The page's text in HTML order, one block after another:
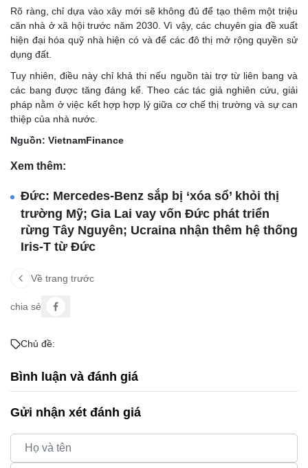
Rõ ràng, chỉ dựa vào xây mới sẽ không đủ để tạo thêm một triệu
căn nhà ở xã hội trước năm 2030. Vì vậy, các chuyên gia đề xuất
hiện đại hóa quỹ nhà hiện có và để các đô thị mở rộng quyền sử
dụng đất.
Tuy nhiên, điều này chỉ khả thi nếu nguồn tài trợ từ liên bang và
các bang được tăng đáng kể. Theo các tác giả nghiên cứu, giải
pháp nằm ở việc kết hợp hợp lý giữa cơ chế thị trường và sự can
thiệp của nhà nước.
Nguồn: VietnamFinance
Xem thêm:
Đức: Mercedes-Benz sắp bị ‘xóa sổ’ khỏi thị
trường Mỹ; Gia Lai vay vốn Đức phát triển
rừng Tây Nguyên; Ucraina nhận thêm hệ thống
Iris-T từ Đức
Về trang trước
chia sẻ
Chủ đề:
Bình luận và đánh giá
Gửi nhận xét đánh giá